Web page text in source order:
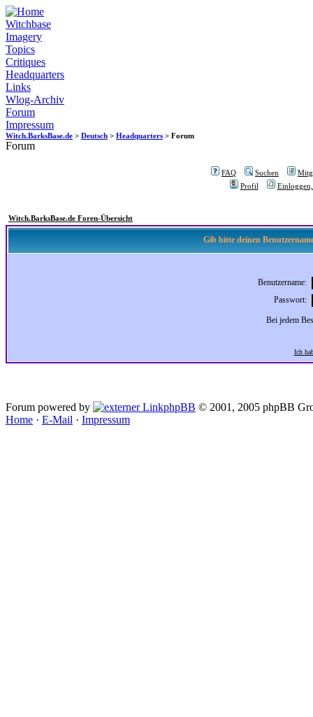
Witchbase
Imagery
Topics
Critiques
Headquarters
Links
Wlog-Archiv
Forum
Impressum
Witch.BarksBase.de > Deutsch > Headquarters > Forum
Forum
FAQ Suchen
Profil
Witch.BarksBase.de Foren-Übersicht
Gib bitte deinen
Benutzername:
Passwort:
Bei jedem
Ich
Forum powered by phpBB © 2001, 2005 phpBB
Home · E-Mail · Impressum